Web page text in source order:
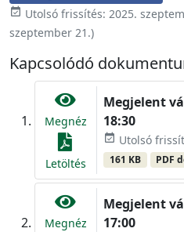
event_available Utolsó frissítés: 2025.
szeptember 21.)
Kapcsolódó
Megnéz
Letöltés
Megjelent
18:30
event_available Utolsó
161 KB PDF
Megnéz
Megjelent
17:00